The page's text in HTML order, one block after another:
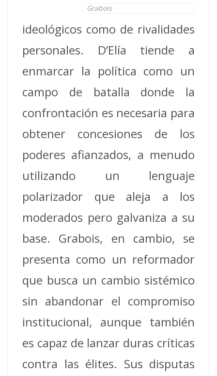
Grabois
ideológicos como de rivalidades
personales. D’Elía tiende a
enmarcar la política como un
campo de batalla donde la
confrontación es necesaria para
obtener concesiones de los
poderes afianzados, a menudo
utilizando un lenguaje
polarizador que aleja a los
moderados pero galvaniza a su
base. Grabois, en cambio, se
presenta como un reformador
que busca un cambio sistémico
sin abandonar el compromiso
institucional, aunque también
es capaz de lanzar duras críticas
contra las élites. Sus disputas